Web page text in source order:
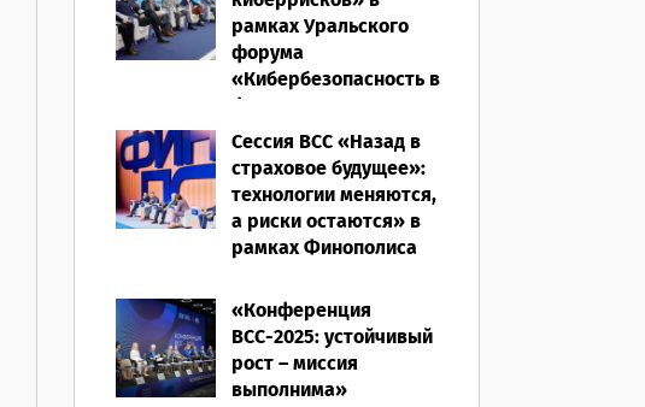
фактор»
28.05.2026
рамках Уральского
форума
«Кибербезопасность в
финансах» 2026
16.03.2026
Сессия ВСС «Назад в
страховое будущее»:
технологии меняются,
а риски остаются» в
рамках Финополиса
16.03.2026
«Конференция
ВСС-2025: устойчивый
рост – миссия
выполнима»